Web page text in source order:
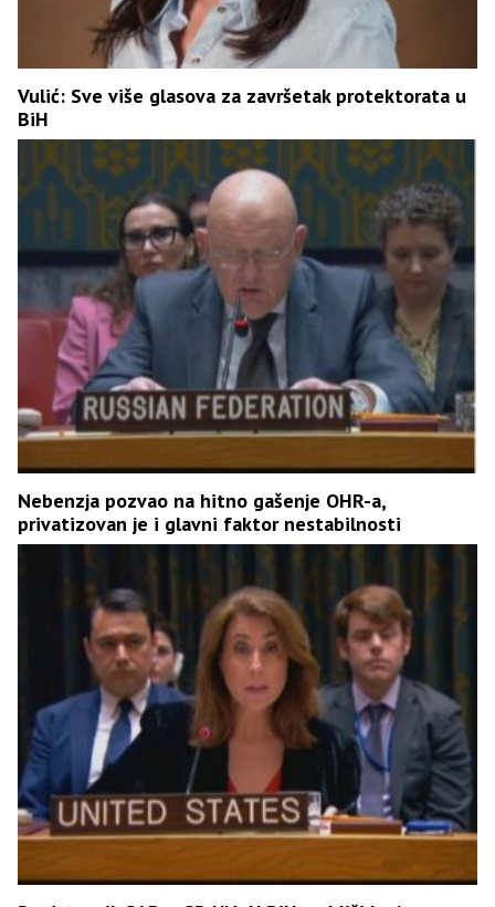
Vulić: Sve više glasova za završetak protektorata u
BiH
Nebenzja pozvao na hitno gašenje OHR-a,
privatizovan je i glavni faktor nestabilnosti